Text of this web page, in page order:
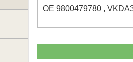
OE 9800479780 ,